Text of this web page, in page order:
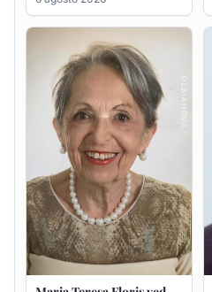
Maria Teresa Floris ved.
6 agosto 2026